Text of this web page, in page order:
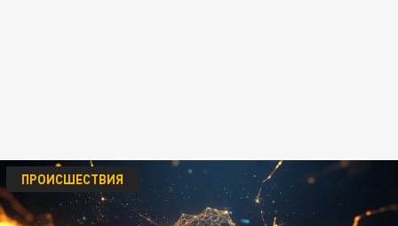
ПРОИСШЕСТВИЯ